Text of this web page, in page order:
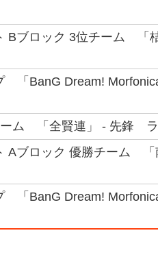
Bブロック 3位チーム
「BanG Dream!
ーム 「全賢連」 - 先鋒
Aブロック 優勝チーム
「BanG Dream!